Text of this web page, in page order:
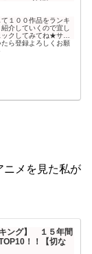
１００作品をランキ
介していくので宜し
クしてみてね★サブ
ら登録よろしくお願
メを見た私が
キング】 １５年間
！！【切な